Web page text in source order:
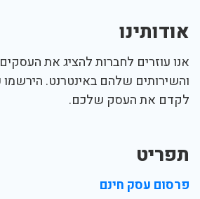
אודותינו
אנו עוזרים לחברות להציג את
והשירותים שלהם באינטרנט. הירשמו
לקדם את העסק שלכם.
תפריט
פרסום עסק חינם